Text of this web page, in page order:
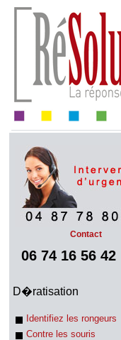
Contact
06 74 16 56 42
D�ratisation
Identifiez les rongeurs
Contre les souris